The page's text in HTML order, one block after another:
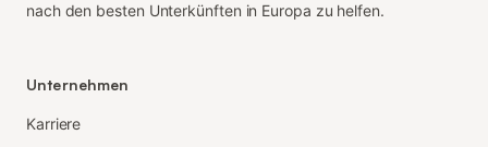
nach den besten Unterkünften in Europa zu helfen.
Unternehmen
Karriere